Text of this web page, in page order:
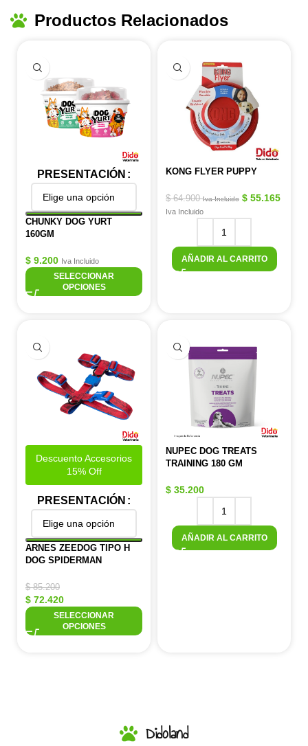
Productos Relacionados
PRESENTACIÓN
CHUNKY DOG YURT
160GM
$ 9.200 Iva Incluido
SELECCIONAR
OPCIONES
KONG FLYER PUPPY
$64.900 Iva Incluido $ 55.165
Iva Incluido
AÑADIR AL CARRITO
Descuento Accesorios
15% Off
PRESENTACIÓN
ARNES ZEEDOG TIPO H
DOG SPIDERMAN
$85.200
$ 72.420
SELECCIONAR
OPCIONES
NUPEC DOG TREATS
TRAINING 180 GM
$ 35.200
AÑADIR AL CARRITO
Didoland